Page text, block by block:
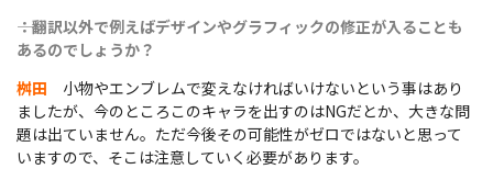
――：翻訳以外で例えばデザインやグラフィックの修正が入ることも
あるのでしょうか？
桝田 小物やエンブレムで変えなければいけないという事はあり
ましたが、今のところこのキャラを出すのはNGだとか、大きな問
題は出ていません。ただ今後その可能性がゼロではないと思って
いますので、そこは注意していく必要があります。